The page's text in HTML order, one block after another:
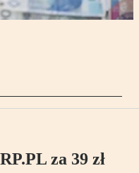
za 39 zł